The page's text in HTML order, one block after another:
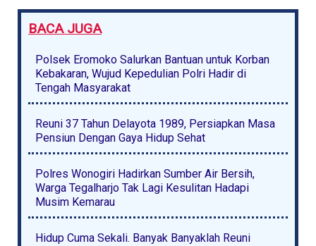
BACA JUGA
Polsek Eromoko Salurkan Bantuan untuk Korban
Kebakaran, Wujud Kepedulian Polri Hadir di
Tengah Masyarakat
Reuni 37 Tahun Delayota 1989, Persiapkan Masa
Pensiun Dengan Gaya Hidup Sehat
Polres Wonogiri Hadirkan Sumber Air Bersih,
Warga Tegalharjo Tak Lagi Kesulitan Hadapi
Musim Kemarau
Hidup Cuma Sekali. Banyak Banyaklah Reuni